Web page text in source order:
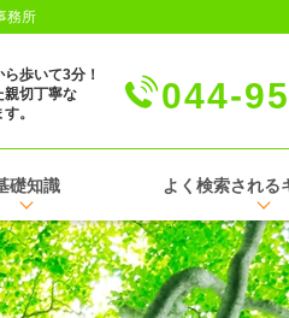
務所
歩いて3分！
親切丁寧な
。
044-
礎知識 よく検索される